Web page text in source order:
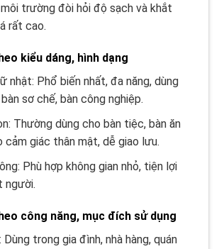
trường đòi hỏi độ sạch và khắt
rất cao.
kiểu dáng, hình dạng
nhật: Phổ biến nhất, đa năng, dùng
bàn sơ chế, bàn công nghiệp.
Thường dùng cho bàn tiệc, bàn ăn
cảm giác thân mật, dễ giao lưu.
Phù hợp không gian nhỏ, tiện lợi
người.
công năng, mục đích sử dụng
Dùng trong gia đình, nhà hàng, quán